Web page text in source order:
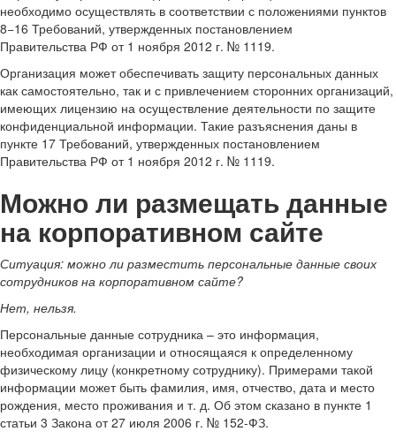
необходимо осуществлять в соответствии с положениями пунктов
8−16 Требований, утвержденных постановлением
Правительства РФ от 1 ноября 2012 г. № 1119.
Организация может обеспечивать защиту персональных данных
как самостоятельно, так и с привлечением сторонних организаций,
имеющих лицензию на осуществление деятельности по защите
конфиденциальной информации. Такие разъяснения даны в
пункте 17 Требований, утвержденных постановлением
Правительства РФ от 1 ноября 2012 г. № 1119.
Можно ли размещать данные
на корпоративном сайте
Ситуация: можно ли разместить персональные данные своих
сотрудников на корпоративном сайте?
Нет, нельзя.
Персональные данные сотрудника – это информация,
необходимая организации и относящаяся к определенному
физическому лицу (конкретному сотруднику). Примерами такой
информации может быть фамилия, имя, отчество, дата и место
рождения, место проживания и т. д. Об этом сказано в пункте 1
статьи 3 Закона от 27 июля 2006 г. № 152-ФЗ.